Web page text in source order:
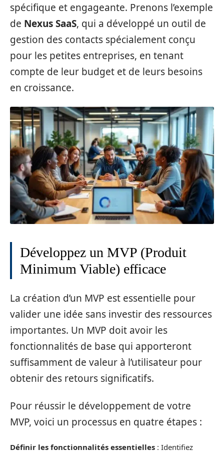
spécifique et engageante. Prenons l’exemple
de Nexus SaaS, qui a développé un outil de
gestion des contacts spécialement conçu
pour les petites entreprises, en tenant
compte de leur budget et de leurs besoins
en croissance.
Développez un MVP (Produit
Minimum Viable) efficace
La création d’un MVP est essentielle pour
valider une idée sans investir des ressources
importantes. Un MVP doit avoir les
fonctionnalités de base qui apporteront
suffisamment de valeur à l’utilisateur pour
obtenir des retours significatifs.
Pour réussir le développement de votre
MVP, voici un processus en quatre étapes :
Définir les fonctionnalités essentielles : Identifiez